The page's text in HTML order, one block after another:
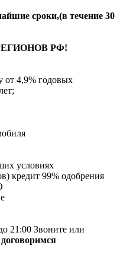
сроки,(в течение 30
РФ!
от 4,9% годовых
условиях
кредит 99% одобрения
21:00 Звоните или